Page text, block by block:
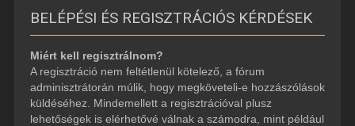
BELÉPÉSI ÉS REGISZTRÁCIÓS KÉRDÉSEK
Miért kell regisztrálnom?
A regisztráció nem feltétlenül kötelező, a fórum
adminisztrátorán múlik, hogy megköveteli-e hozzászólások
küldéséhez. Mindemellett a regisztrációval plusz
lehetőségek is elérhetővé válnak a számodra, mint például